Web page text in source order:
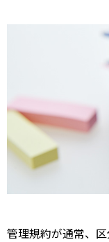
管理規約が通常、